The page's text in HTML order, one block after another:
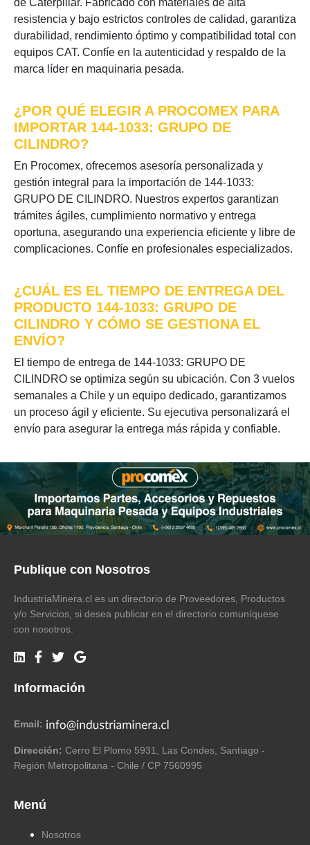
de Caterpillar. Fabricado con materiales de alta
resistencia y bajo estrictos controles de calidad, garantiza
durabilidad, rendimiento óptimo y compatibilidad total con
equipos CAT. Confíe en la autenticidad y respaldo de la
marca líder en maquinaria pesada.
¿POR QUÉ ELEGIR A PROCOMEX PARA
IMPORTAR 144-1033: GRUPO DE
CILINDRO?
En Procomex, ofrecemos asesoría personalizada y
gestión integral para la importación de 144-1033:
GRUPO DE CILINDRO. Nuestros expertos garantizan
trámites ágiles, cumplimiento normativo y entrega
oportuna, asegurando una experiencia eficiente y libre de
complicaciones. Confíe en profesionales especializados.
¿CUÁL ES EL TIEMPO DE ENTREGA DEL
PRODUCTO 144-1033: GRUPO DE
CILINDRO Y CÓMO SE GESTIONA EL
ENVÍO?
El tiempo de entrega de 144-1033: GRUPO DE
CILINDRO se optimiza según su ubicación. Con 3 vuelos
semanales a Chile y un equipo dedicado, garantizamos
un proceso ágil y eficiente. Su ejecutiva personalizará el
envío para asegurar la entrega más rápida y confiable.
Publique con Nosotros
IndustriaMinera.cl es un directorio de Proveedores, Productos
y/o Servicios, si desea publicar en el directorio comuníquese
con nosotros.
Información
Email:
Dirección: Cerro El Plomo 5931, Las Condes, Santiago -
Región Metropolitana - Chile / CP 7560995
Menú
Nosotros